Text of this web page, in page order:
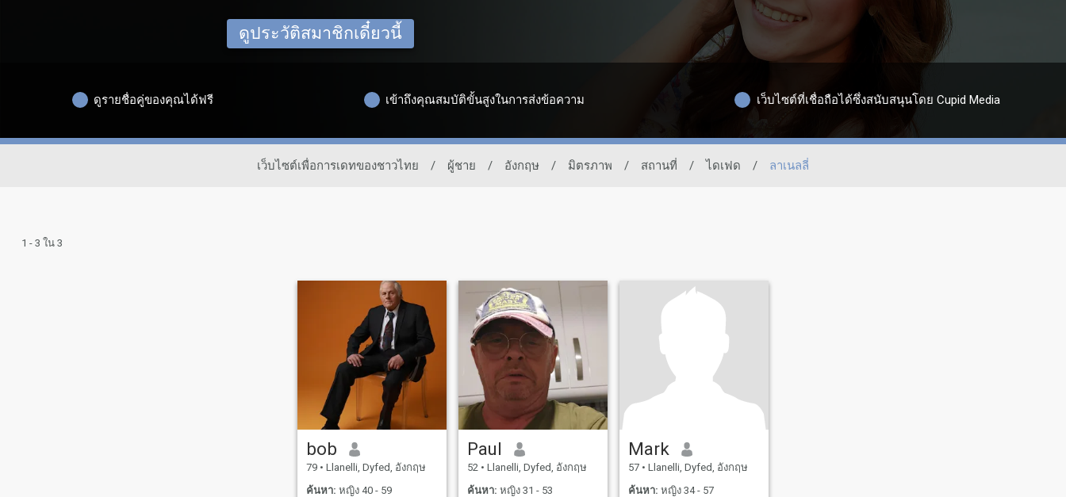
ดูประวัติสมาชิกเดี๋ยวนี้
ดูรายชื่อคู่ของคุณได้ฟรี เข้าถึงคุณสมบัติขั้นสูงในการส่งข้อความ เว็บไซต์ที่เชื่อถือได้ซึ่งสนับสนุนโดย Cupid Media
เว็บไซต์เพื่อการเดทของชาวไทย / ผู้ชาย / อังกฤษ / มิตรภาพ / สถานที่ / ไดเฟด / ลาเนลลี่
1 - 3 ใน 3
bob
79 • Llanelli, Dyfed, อังกฤษ
ค้นหา: หญิง 40 - 59
Paul
52 • Llanelli, Dyfed, อังกฤษ
ค้นหา: หญิง 31 - 53
Mark
57 • Llanelli, Dyfed, อังกฤษ
ค้นหา: หญิง 34 - 57